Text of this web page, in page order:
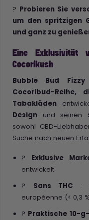
? Probieren Sie
um den spritzigen
und ganz zu
Eine Exklusivität
Cocorikush
Bubble Bud Fizzy
Cocoribud-Reihe,
Tabakläden
Design und seinen
sowohl CBD-
Suche nach neuen
? Exklusive
entwickelt.
? Sans THC :
européenne (< 0,3
? Praktische 10-